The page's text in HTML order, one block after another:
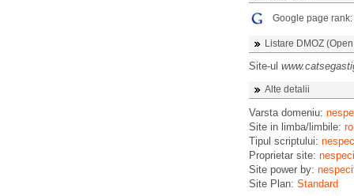
Google page rank:
Listare DMOZ
Site-ul
Alte detalii
Varsta domeniu:
Site in limba/limbile: ro
Tipul scriptului:
Proprietar site:
Site power by:
Site Plan: Standard